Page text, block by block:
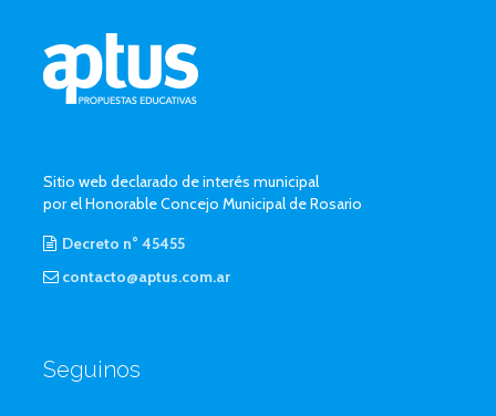
Sitio web declarado de interés municipal
por el Honorable Concejo Municipal de Rosario
Decreto n° 45455
contacto@aptus.com.ar
Seguinos